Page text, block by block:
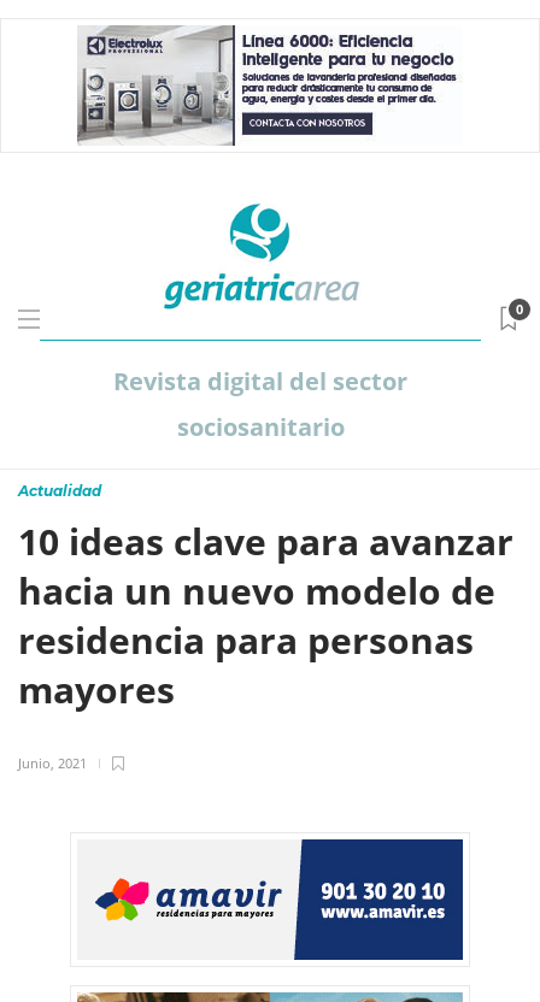
Revista digital del sector
sociosanitario
0
Actualidad
10 ideas clave para avanzar
hacia un nuevo modelo de
residencia para personas
mayores
Junio, 2021